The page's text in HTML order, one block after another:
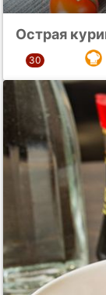
Острая